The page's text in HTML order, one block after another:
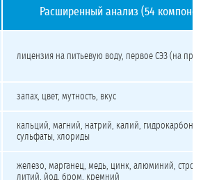
Расширенный анализ (54
лицензия на питьевую воду, первое СЭЗ (на
запах, цвет, мутность, вкус
кальций, магний, натрий, калий,
сульфаты, хлориды
железо, марганец, медь, цинк, алюминий,
литий, йод, бром, кремний